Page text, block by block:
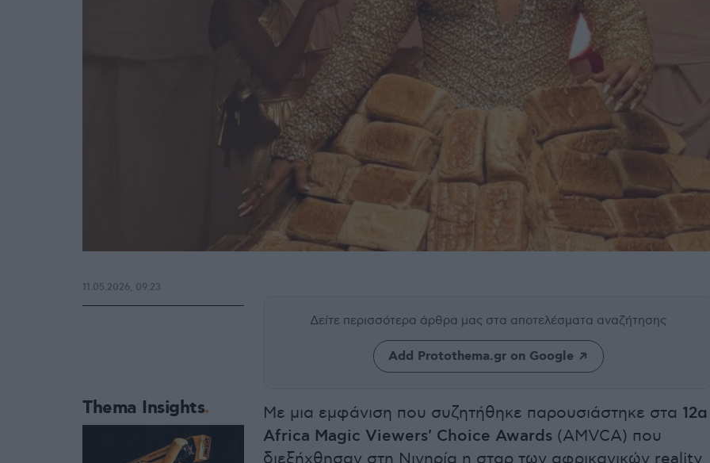
Δείτε περισσότερα άρθρα μας στα αποτελέσματα αναζήτησης
Add Protothema.gr on Google
Με μια εμφάνιση που συζητήθηκε παρουσιάστηκε στα 12α
Africa Magic Viewers' Choice Awards (AMVCA) που
διεξήχθησαν στη Νιγηρία η σταρ των αφρικανικών reality
11.05.2026, 09:23
Thema Insights